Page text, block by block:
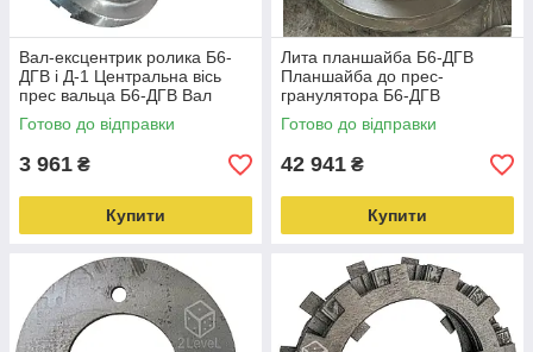
Вал-ексцентрик ролика Б6-
ДГВ і Д-1 Центральна вісь
прес вальца Б6-ДГВ Вал
ролика в складі для
гранулятора
Готово до відправки
3 961 ₴
Купити
Лита планшайба Б6-ДГВ
Планшайба до прес-
гранулятора Б6-ДГВ
Планшайба на гранулятор
Б6-ДГВ у комплекті
Готово до відправки
42 941 ₴
Купити